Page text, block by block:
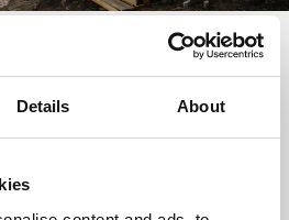
Details About
Natur! Schweden
Lebensqualität sehr hoch. Das
untersucht die gesundheitlichen